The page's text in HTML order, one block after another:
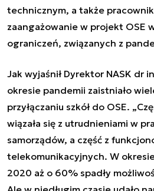
technicznym, a także
zaangażowanie w projekt OSE
ograniczeń, związanych z
Jak wyjaśnił Dyrektor NASK dr
okresie pandemii zaistniało
przyłączaniu szkół do OSE. „
wiązała się z utrudnieniami w
samorządów, a część z
telekomunikacyjnych. W
2020 aż o 60% spadły